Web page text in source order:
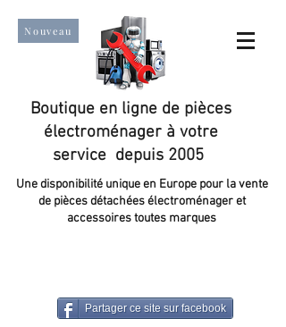
Nouveau
Boutique en ligne de pièces
électroménager à votre
service depuis 2005
Une disponibilité unique en Europe pour la vente
de pièces détachées électroménager et
accessoires toutes marques
Partager ce site sur facebook